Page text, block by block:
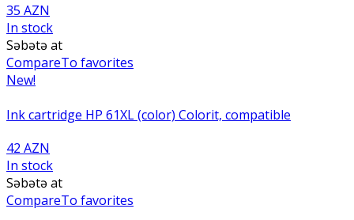
35 AZN
In stock
Səbətə at
CompareTo favorites
New!
Ink cartridge HP 61XL (color) Colorit, compatible
42 AZN
In stock
Səbətə at
CompareTo favorites